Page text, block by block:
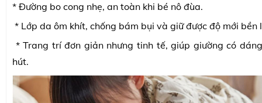
* Đường bo cong nhẹ, an toàn khi bé nô đùa.
* Lớp da ôm khít, chống bám bụi và giữ được độ mới bền
* Trang trí đơn giản nhưng tinh tế, giúp giường có
hút.